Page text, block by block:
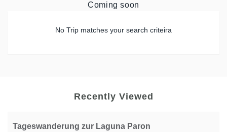
Coming soon
No Trip matches your search criteira
Recently Viewed
Tageswanderung zur Laguna Paron